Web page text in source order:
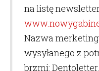
na listę
Nazwa
wysyłanego z
brzmi: Dentoletter.